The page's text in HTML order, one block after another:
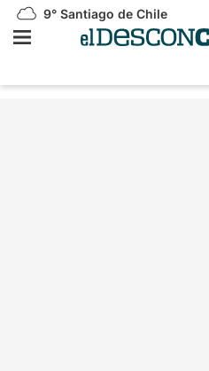
9° Santiago de Chile